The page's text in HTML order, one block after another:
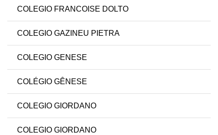
COLEGIO FRANCOISE DOLTO
COLEGIO GAZINEU PIETRA
COLEGIO GENESE
COLÉGIO GÊNESE
COLEGIO GIORDANO
COLEGIO GIORDANO